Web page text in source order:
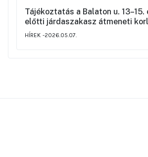
Tájékoztatás a Balaton u. 13–15.
előtti járdaszakasz
HÍREK 2026.05.07.